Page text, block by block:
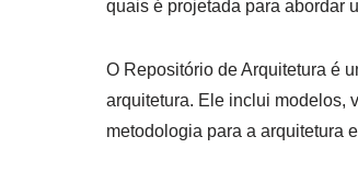
quais é projetada para abordar
O Repositório de Arquitetura é
arquitetura. Ele inclui modelos,
metodologia para a arquitetura